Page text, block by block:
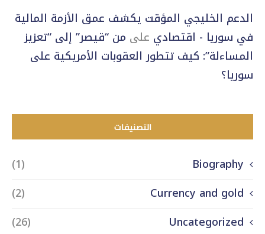
الدعم الخليجي المؤقت يكشف عمق الأزمة المالية
في سوريا - اقتصادي على من “قيصر” إلى “تعزيز
المساءلة”: كيف تتطور العقوبات الأمريكية على
سوريا؟
التصنيفات
Biography
(1)
Currency and gold
(2)
Uncategorized
(26)